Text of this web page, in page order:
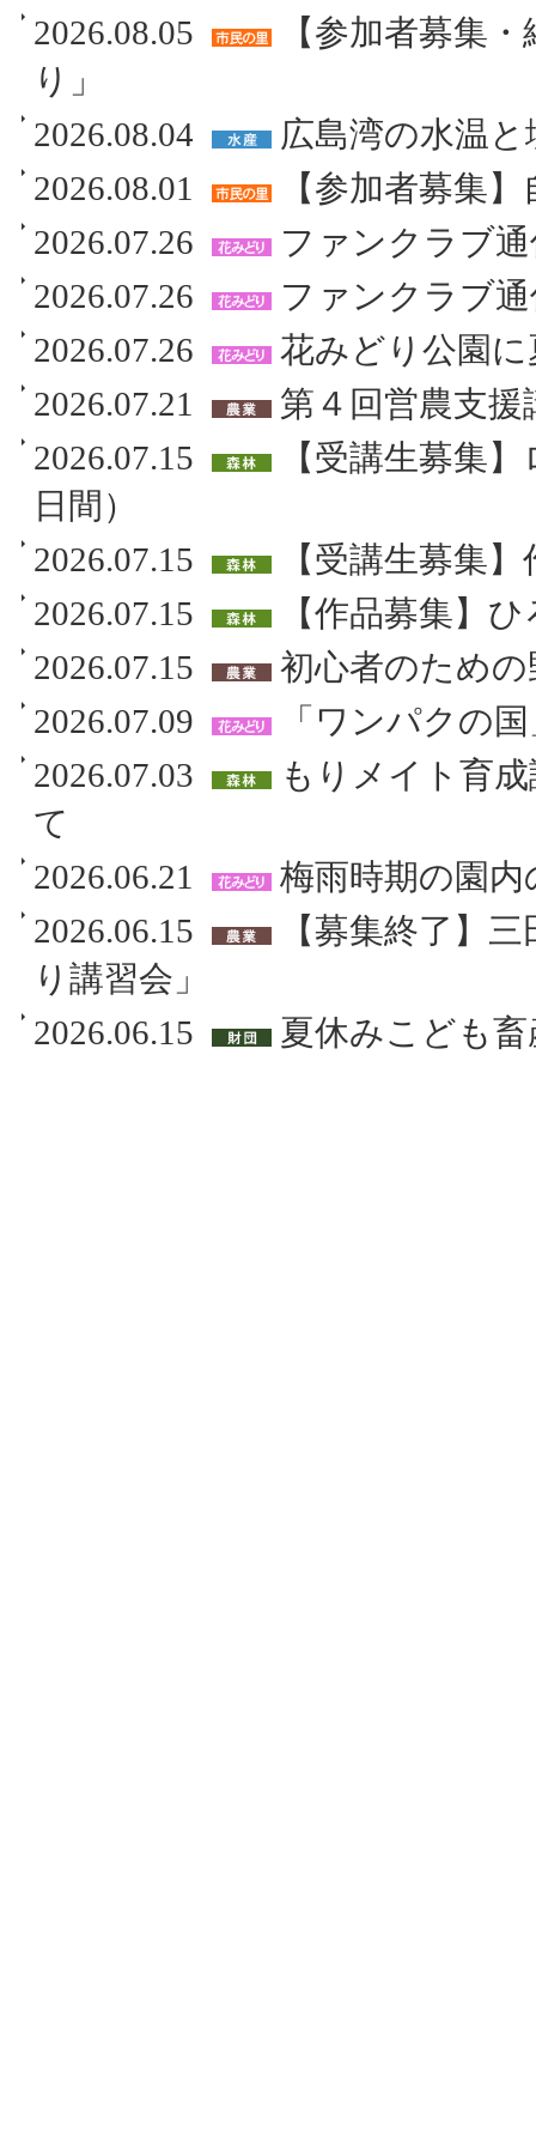
2026.08.05
【参加者募集
り」
2026.08.04
広島湾の水温
2026.08.01
【参加者募集
2026.07.26
ファンクラブ
2026.07.26
ファンクラブ
2026.07.26
花みどり公園
2026.07.21
第４回営農支
2026.07.15
【受講生募集
日間）
2026.07.15
【受講生募集
2026.07.15
【作品募集】
2026.07.15
初心者のため
2026.07.09
「ワンパクの
2026.07.03
もりメイト育
て
2026.06.21
梅雨時期の園
2026.06.15
【募集終了】
り講習会」
2026.06.15
夏休みこども畜